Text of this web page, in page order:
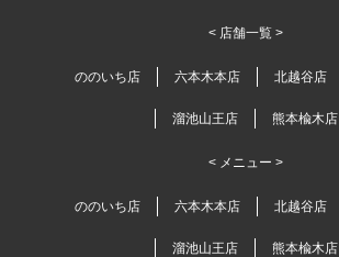
< 店舗一覧 >
ののいち店 六本木本店 北越谷店
溜池山王店 熊本楡木店
< メニュー >
ののいち店 六本木本店 北越谷店
溜池山王店 熊本楡木店